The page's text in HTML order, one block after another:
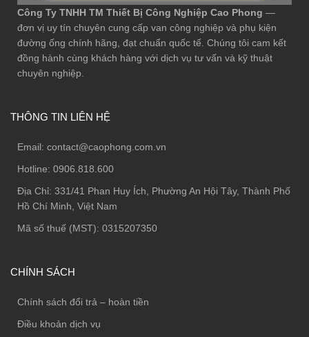
Công Ty TNHH TM Thiết Bị Công Nghiệp Cao Phong —
đơn vị uy tín chuyên cung cấp van công nghiệp và phụ kiện
đường ống chính hãng, đạt chuẩn quốc tế. Chúng tôi cam kết
đồng hành cùng khách hàng với dịch vụ tư vấn và kỹ thuật
chuyên nghiệp.
THÔNG TIN LIÊN HỆ
Email: contact@caophong.com.vn
Hotline: 0906.818.600
Địa Chỉ: 331/41 Phan Huy Ích, Phường An Hội Tây, Thành Phố
Hồ Chí Minh, Việt Nam
Mã số thuế (MST): 0315207350
CHÍNH SÁCH
Chính sách đổi trả – hoàn tiền
Điều khoản dịch vụ